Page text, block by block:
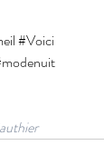
#Voici